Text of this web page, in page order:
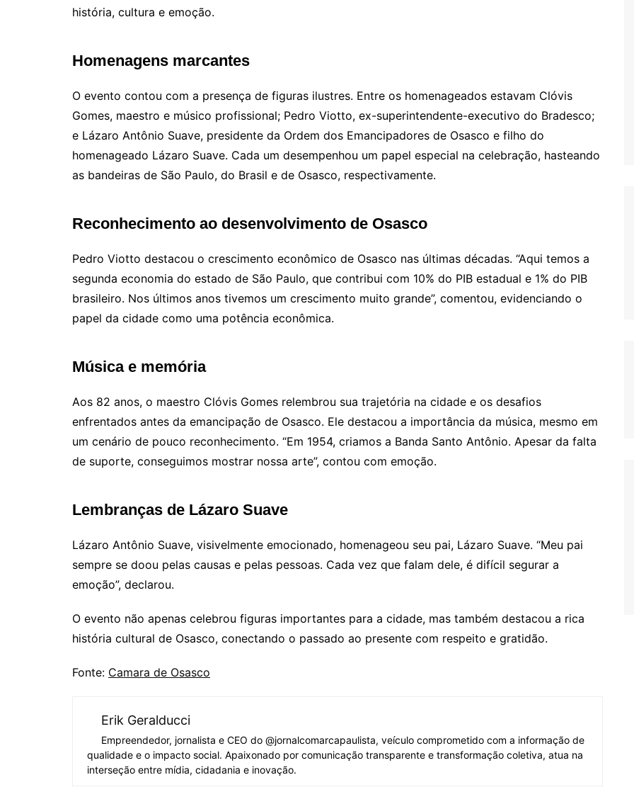
história, cultura e emoção.
Homenagens marcantes
O evento contou com a presença de figuras ilustres. Entre os homenageados estavam Clóvis
Gomes, maestro e músico profissional; Pedro Viotto, ex-superintendente-executivo do Bradesco;
e Lázaro Antônio Suave, presidente da Ordem dos Emancipadores de Osasco e filho do
homenageado Lázaro Suave. Cada um desempenhou um papel especial na celebração, hasteando
as bandeiras de São Paulo, do Brasil e de Osasco, respectivamente.
Reconhecimento ao desenvolvimento de Osasco
Pedro Viotto destacou o crescimento econômico de Osasco nas últimas décadas. “Aqui temos a
segunda economia do estado de São Paulo, que contribui com 10% do PIB estadual e 1% do PIB
brasileiro. Nos últimos anos tivemos um crescimento muito grande”, comentou, evidenciando o
papel da cidade como uma potência econômica.
Música e memória
Aos 82 anos, o maestro Clóvis Gomes relembrou sua trajetória na cidade e os desafios
enfrentados antes da emancipação de Osasco. Ele destacou a importância da música, mesmo em
um cenário de pouco reconhecimento. “Em 1954, criamos a Banda Santo Antônio. Apesar da falta
de suporte, conseguimos mostrar nossa arte”, contou com emoção.
Lembranças de Lázaro Suave
Lázaro Antônio Suave, visivelmente emocionado, homenageou seu pai, Lázaro Suave. “Meu pai
sempre se doou pelas causas e pelas pessoas. Cada vez que falam dele, é difícil segurar a
emoção”, declarou.
O evento não apenas celebrou figuras importantes para a cidade, mas também destacou a rica
história cultural de Osasco, conectando o passado ao presente com respeito e gratidão.
Fonte: Camara de Osasco
Erik Geralducci
Empreendedor, jornalista e CEO do @jornalcomarcapaulista, veículo comprometido com a informação de
qualidade e o impacto social. Apaixonado por comunicação transparente e transformação coletiva, atua na
interseção entre mídia, cidadania e inovação.